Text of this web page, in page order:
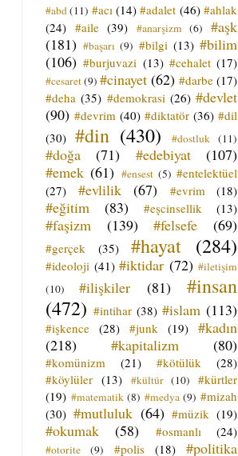
#abd (11) #acı (14) #adalet (46) #ahlak
(24) #aile (39) #anarşizm (6)
#aşk
(181) #başarı (9) #bilgi (13) #bilim
(106) #burjuvazi (13) #cehalet (17)
#cesaret(9) #cinayet (62) #darbe (17)
#deha (35) #demokrasi (26) #devlet
(90) #devrim (40) #diktatör (36) #dil
(30) #din (430) #dostluk (11)
#doğa (71) #edebiyat
(107)
#emek (61) #ensest (5) #entelektüel
(27)
#evlilik (67) #evrim (18)
#eğitim (83) #eşcinsellik (13)
#faşizm (139) #felsefe (69)
#gerçek (35) #hayat (284)
#ideoloji (41) #iktidar (72) #iletişim
(10)
#ilişkiler (81)
#insan
(472) #intihar (38) #islam (113)
#işkence (28) #junk (19) #kadın
(218)
#kapitalizm (80)
#komünizm (21) #kötülük
(28)
#köylüler (13) #kültür (10)
#kürtler
(19) #matematik (8) #medya (9) #mizah
(30) #mutluluk (64) #müzik (19)
#okumak (58) #osmanlı (24)
#otorite (9) #polis (18)
#politika